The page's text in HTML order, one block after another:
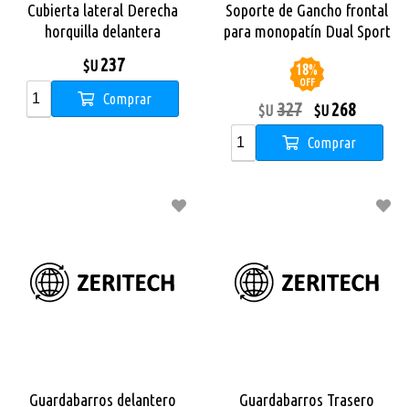
Cubierta lateral Derecha
horquilla delantera
$U237
Comprar
Soporte de Gancho frontal
para monopatín Dual Sport
18%
OFF
$U 327 $U268
Comprar
Guardabarros delantero Guardabarros Trasero